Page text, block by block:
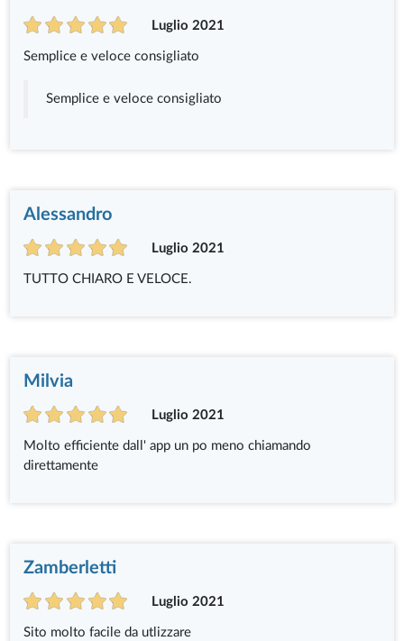
Luglio 2021
Semplice e veloce consigliato
Semplice e veloce consigliato
Alessandro
Luglio 2021
TUTTO CHIARO E VELOCE.
Milvia
Luglio 2021
Molto efficiente dall' app un po meno chiamando
direttamente
Zamberletti
Luglio 2021
Sito molto facile da utlizzare